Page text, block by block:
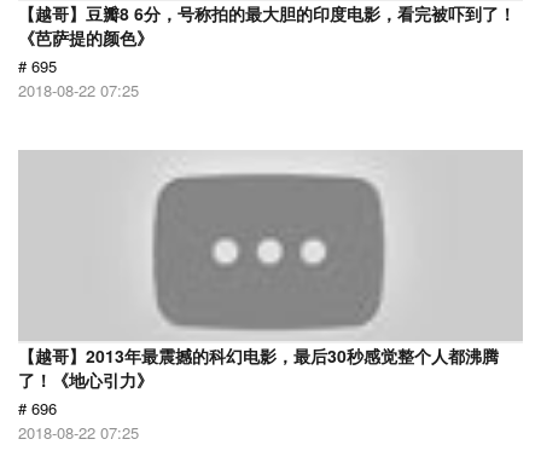
【越哥】豆瓣8 6分，号称拍的最大胆的印度电影，看完被吓到了！
《芭萨提的颜色》
# 695
2018-08-22 07:25
【越哥】2013年最震撼的科幻电影，最后30秒感觉整个人都沸腾
了！《地心引力》
# 696
2018-08-22 07:25